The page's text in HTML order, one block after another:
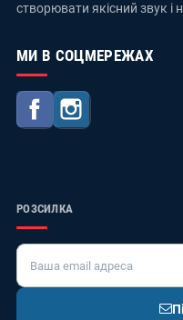
створювати якісний звук і
МИ В СОЦМЕРЕЖАХ
Facebook
РОЗСИЛКА